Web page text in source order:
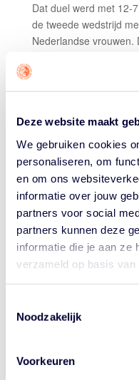
Deze website maakt
We gebruiken cookies
personaliseren, om
en om ons
informatie over jouw
partners voor social
partners kunnen deze
informatie die je aan ze
verzameld op basis van
Noodzakelijk
Voorkeuren
Dat duel werd met 12-
de tweede wedstrijd
Nederlandse vrouwen.
tweede in groep A.
kwartfinale op het
Nations League Finals
vertegenwoordigd bij
Finalsdie tijdens de
Hongaarse Budapest
U23, gevormd door
Myrthe den Heeten en
vrijdag een van hun
onder leiding van
verloor eerst met 21-6
met 21-11 van
resultaat. Nederland
De selectie van de
Driessen, Mack